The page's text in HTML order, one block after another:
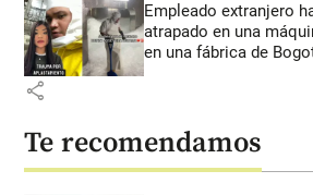
Empleado extranjero
atrapado en una
en una fábrica de
share
Te recomendamos